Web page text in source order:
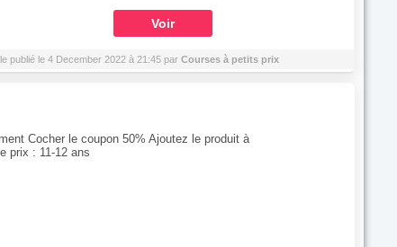
Voir
publié le 4 December 2022 à 21:45 par Courses à petits prix
Cocher le coupon 50% Ajoutez le produit à
prix : 11-12 ans